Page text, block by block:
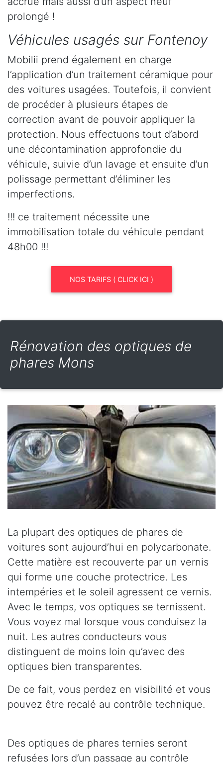
prolongé !
Véhicules usagés sur Fontenoy
Mobilii prend également en charge
l’application d’un traitement céramique pour
des voitures usagées. Toutefois, il convient
de procéder à plusieurs étapes de
correction avant de pouvoir appliquer la
protection. Nous effectuons tout d’abord
une décontamination approfondie du
véhicule, suivie d’un lavage et ensuite d’un
polissage permettant d’éliminer les
imperfections.
!!! ce traitement nécessite une
immobilisation totale du véhicule pendant
48h00 !!!
NOS TARIFS ( CLICK ICI )
Rénovation des optiques de
phares Mons
La plupart des optiques de phares de
voitures sont aujourd’hui en polycarbonate.
Cette matière est recouverte par un vernis
qui forme une couche protectrice. Les
intempéries et le soleil agressent ce vernis.
Avec le temps, vos optiques se ternissent.
Vous voyez mal lorsque vous conduisez la
nuit. Les autres conducteurs vous
distinguent de moins loin qu’avec des
optiques bien transparentes.
De ce fait, vous perdez en visibilité et vous
pouvez être recalé au contrôle technique.
Des optiques de phares ternies seront
refusées lors d’un passage au contrôle